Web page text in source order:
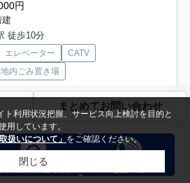
円
徒歩10分
エレベーター
CATV
内ごみ置き場
ルメゾン オートロック エレベーター ネ
まとめてお問い合わせ
ト利用状況把握、サービス向上検討を目的と
用しています。
扱いについて」 をご確認ください。
閉じる